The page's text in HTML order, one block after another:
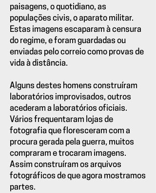
paisagens, o quotidiano, as
populações civis, o aparato militar.
Estas imagens escaparam à censura
do regime, e foram guardadas ou
enviadas pelo correio como provas de
vida à distância.
Alguns destes homens construíram
laboratórios improvisados, outros
acederam a laboratórios oficiais.
Vários frequentaram lojas de
fotografia que floresceram com a
procura gerada pela guerra, muitos
compraram e trocaram imagens.
Assim construíram os arquivos
fotográficos de que agora mostramos
partes.